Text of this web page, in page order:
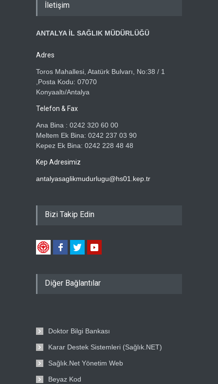
İletişim
ANTALYA İL SAĞLIK MÜDÜRLÜĞÜ
Adres
Toros Mahallesi, Atatürk Bulvarı, No:38 / 1
,Posta Kodu: 07070
Konyaaltı/Antalya
Telefon & Fax
Ana Bina : 0242 320 60 00
Meltem Ek Bina: 0242 237 03 90
Kepez Ek Bina: 0242 228 48 48
Kep Adresimiz
antalyasaglikmudurlugu@hs01.kep.tr
Bizi Takip Edin
Diğer Bağlantılar
Doktor Bilgi Bankası
Karar Destek Sistemleri (Sağlık.NET)
Sağlık.Net Yönetim Web
Beyaz Kod